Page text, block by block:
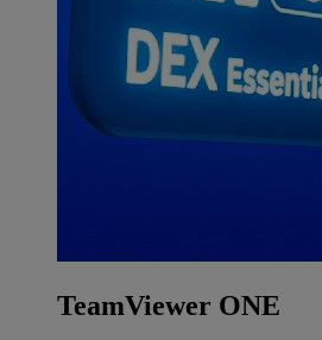
TeamViewer ONE